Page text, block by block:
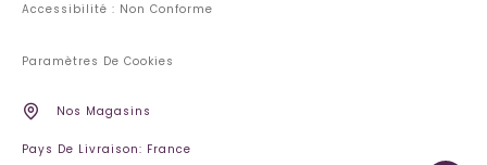
Accessibilité : Non Conforme
Paramètres De Cookies
Nos Magasins
Pays De Livraison: France